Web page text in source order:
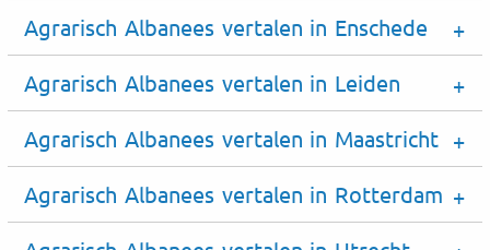
Agrarisch Albanees vertalen in Enschede
Agrarisch Albanees vertalen in Leiden
Agrarisch Albanees vertalen in Maastricht
Agrarisch Albanees vertalen in Rotterdam